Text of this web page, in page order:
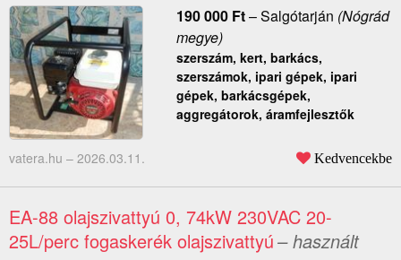
190 000 Ft–Salgótarján (Nógrád
megye)
szerszám, kert, barkács,
szerszámok, ipari gépek, ipari
gépek, barkácsgépek,
aggregátorok, áramfejlesztők
vatera.hu – 2026.03.11. Kedvencekbe
EA-88 olajszivattyú 0, 74kW 230VAC 20-
25L/perc fogaskerék olajszivattyú– használt